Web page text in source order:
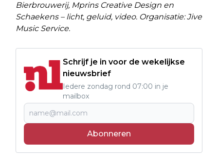
Bierbrouwerij, Mprins Creative Design en
Schaekens – licht, geluid, video. Organisatie: Jive
Music Service.
Schrijf je in voor de wekelijkse
nieuwsbrief
Iedere zondag rond 07:00 in je
mailbox
Abonneren